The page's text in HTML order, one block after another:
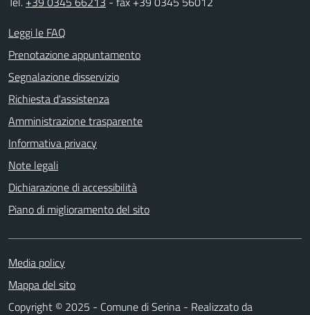
Leggi le FAQ
Prenotazione appuntamento
Segnalazione disservizio
Richiesta d'assistenza
Amministrazione trasparente
Informativa privacy
Note legali
Dichiarazione di accessibilità
Piano di miglioramento del sito
Media policy
Mappa del sito
Copyright © 2025 - Comune di Serina - Realizzato da